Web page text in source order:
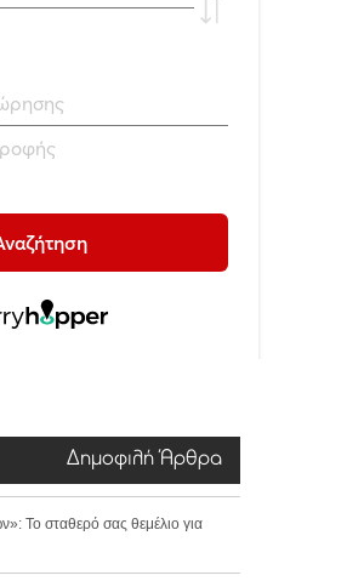
Δημοφιλή Άρθρα
Το σταθερό σας θεμέλιο για